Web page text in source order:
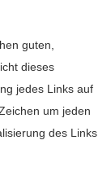
guten,
dieses
jedes Links auf
um jeden
des Links